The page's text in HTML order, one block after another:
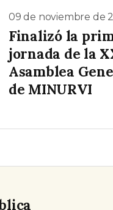
09 de noviembre de
Finalizó la
jornada de la
Asamblea
de MINURVI